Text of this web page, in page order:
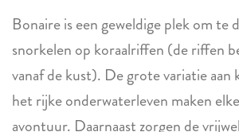
Bonaire is een geweldige plek om te
snorkelen op koraalriffen (de riffen
vanaf de kust). De grote variatie aan
het rijke onderwaterleven maken
avontuur. Daarnaast zorgen de